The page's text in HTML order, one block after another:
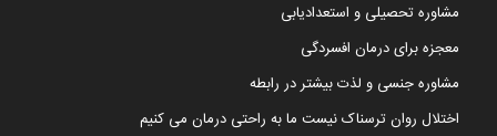
مشاوره تحصیلی و استعدادیابی
معجزه برای درمان افسردگی
مشاوره جنسی و لذت بیشتر در رابطه
اختلال روان ترسناک نیست ما به راحتی درمان می کنیم